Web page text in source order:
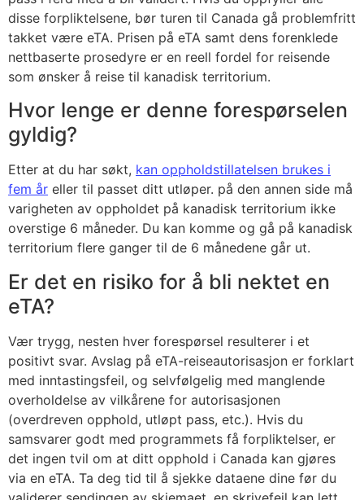
disse forpliktelsene, bør turen til Canada gå problemfritt
takket være eTA. Prisen på eTA samt dens forenklede
nettbaserte prosedyre er en reell fordel for reisende
som ønsker å reise til kanadisk territorium.
Hvor lenge er denne forespørselen
gyldig?
Etter at du har søkt, kan oppholdstillatelsen brukes i
fem år eller til passet ditt utløper. på den annen side må
varigheten av oppholdet på kanadisk territorium ikke
overstige 6 måneder. Du kan komme og gå på kanadisk
territorium flere ganger til de 6 månedene går ut.
Er det en risiko for å bli nektet en
eTA?
Vær trygg, nesten hver forespørsel resulterer i et
positivt svar. Avslag på eTA-reiseautorisasjon er forklart
med inntastingsfeil, og selvfølgelig med manglende
overholdelse av vilkårene for autorisasjonen
(overdreven opphold, utløpt pass, etc.). Hvis du
samsvarer godt med programmets få forpliktelser, er
det ingen tvil om at ditt opphold i Canada kan gjøres
via en eTA. Ta deg tid til å sjekke dataene dine før du